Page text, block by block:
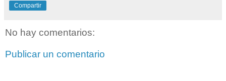
Compartir
No hay comentarios:
Publicar un comentario